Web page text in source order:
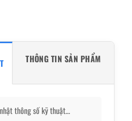
THÔNG TIN SẢN PHẨM
thông số kỹ thuật...